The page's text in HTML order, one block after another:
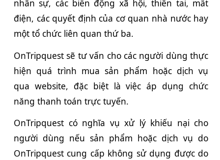
nhân sự, các biến động xã hội, thiên tai, mất
điện, các quyết định của cơ quan nhà nước hay
một tổ chức liên quan thứ ba.
OnTripquest sẽ tư vấn cho các người dùng thực
hiện quá trình mua sản phẩm hoặc dịch vụ
qua website, đặc biệt là việc áp dụng chức
năng thanh toán trực tuyến.
OnTripquest có nghĩa vụ xử lý khiếu nại cho
người dùng nếu sản phẩm hoặc dịch vụ do
OnTripquest cung cấp không sử dụng được do